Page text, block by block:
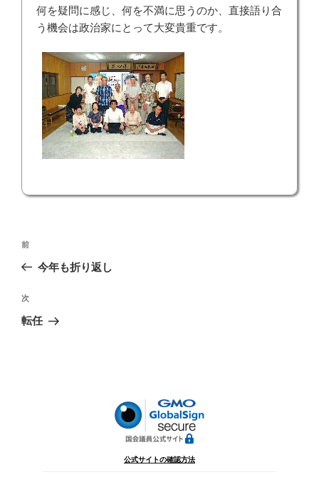
何を疑問に感じ、何を不満に思うのか、直接語り合
う機会は政治家にとって大変貴重です。
投
ビ
ゲ
前
の
稿
前
今年も折り返し
次
の
次
転任
公式サイトの確認方法